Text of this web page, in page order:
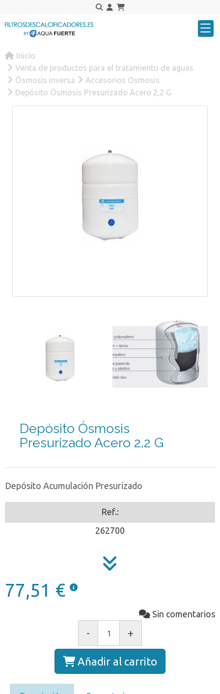
Inicio
Venta de productos para el tratamiento de aguas
Ósmosis inversa
Accesorios Osmosis
Depósito Ósmosis Presurizado Acero 2,2 G
Depósito Ósmosis
Presurizado Acero 2,2 G
Depósito Acumulación Presurizado
Ref.:
262700
77,51 €
Sin comentarios
- +
Añadir al carrito